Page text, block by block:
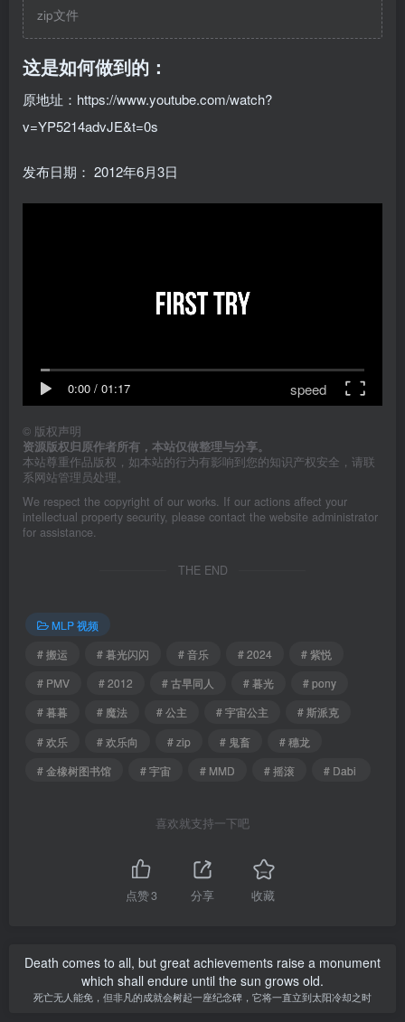
zip文件
这是如何做到的：
原地址：https://www.youtube.com/watch?
v=YP5214advJE&t=0s
发布日期： 2012年6月3日
0:00 / 01:17 speed
© 版权声明
资源版权归原作者所有，本站仅做整理与分享。
本站尊重作品版权，如本站的行为有影响到您的知识产权安全，请联
系网站管理员处理。
We respect the copyright of our works. If our actions affect your
intellectual property security, please contact the website administrator
for assistance.
THE END
MLP 视频
# 搬运
# 暮光闪闪 # 音乐 # 2024
# 紫悦
# PMV
# 2012 # 古早同人 # 暮光
# pony
# 暮暮
# 魔法 # 公主 # 宇宙公主
# 斯派克
# 欢乐
# 欢乐向 # zip # 鬼畜
# 穗龙
# 金橡树图书馆
# 宇宙 # MMD # 摇滚 # Dabi
喜欢就支持一下吧
点赞3 分享 收藏
Death comes to all, but great achievements raise a monument
which shall endure until the sun grows old.
死亡无人能免，但非凡的成就会树起一座纪念碑，它将一直立到太阳冷却之时